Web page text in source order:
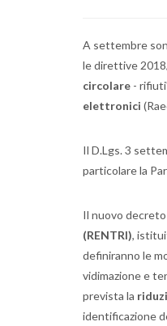
A settembre
le direttive
circolare -
elettronici
Il D.Lgs. 3
particolare la
Il nuovo
(RENTRI),
definiranno le
vidimazione e
prevista la
identificazione